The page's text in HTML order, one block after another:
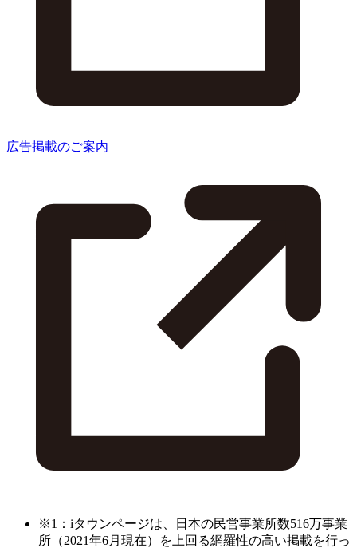
広告掲載のご案内
※1：iタウンページは、日本の民営事業所数516万事業
所（2021年6月現在）を上回る網羅性の高い掲載を行っ